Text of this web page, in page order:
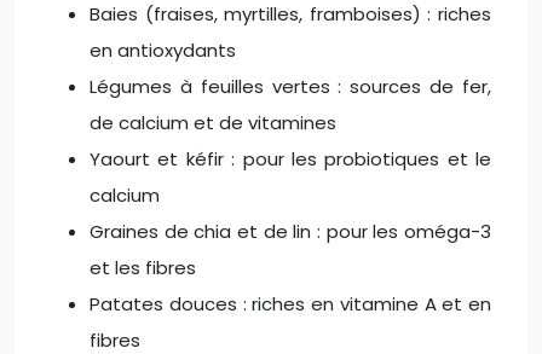
Baies (fraises, myrtilles, framboises) : riches
en antioxydants
Légumes à feuilles vertes : sources de fer,
de calcium et de vitamines
Yaourt et kéfir : pour les probiotiques et le
calcium
Graines de chia et de lin : pour les oméga-3
et les fibres
Patates douces : riches en vitamine A et en
fibres